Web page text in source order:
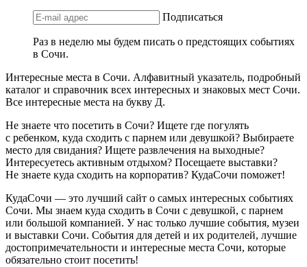
Подписаться
Раз в неделю мы будем писать о предстоящих событиях
в Сочи.
Интересные места в Сочи. Алфавитный указатель, подробный
каталог и справочник всех интересных и знаковых мест Сочи.
Все интересные места на букву Д.
Не знаете что посетить в Сочи? Ищете где погулять
с ребенком, куда сходить с парнем или девушкой? Выбираете
место для свидания? Ищете развлечения на выходные?
Интересуетесь активным отдыхом? Посещаете выставки?
Не знаете куда сходить на корпоратив? КудаСочи поможет!
КудаСочи — это лучший сайт о самых интересных событиях
Сочи. Мы знаем куда сходить в Сочи с девушкой, с парнем
или большой компанией. У нас только лучшие события, музеи
и выставки Сочи. События для детей и их родителей, лучшие
достопримечательности и интересные места Сочи, которые
обязательно стоит посетить!